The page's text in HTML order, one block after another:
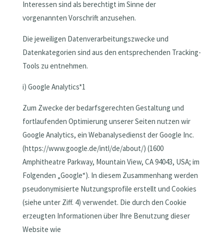
Interessen sind als berechtigt im Sinne der
vorgenannten Vorschrift anzusehen.
Die jeweiligen Datenverarbeitungszwecke und
Datenkategorien sind aus den entsprechenden Tracking-
Tools zu entnehmen.
i) Google Analytics*1
Zum Zwecke der bedarfsgerechten Gestaltung und
fortlaufenden Optimierung unserer Seiten nutzen wir
Google Analytics, ein Webanalysedienst der Google Inc.
(https://www.google.de/intl/de/about/) (1600
Amphitheatre Parkway, Mountain View, CA 94043, USA; im
Folgenden „Google“). In diesem Zusammenhang werden
pseudonymisierte Nutzungsprofile erstellt und Cookies
(siehe unter Ziff. 4) verwendet. Die durch den Cookie
erzeugten Informationen über Ihre Benutzung dieser
Website wie